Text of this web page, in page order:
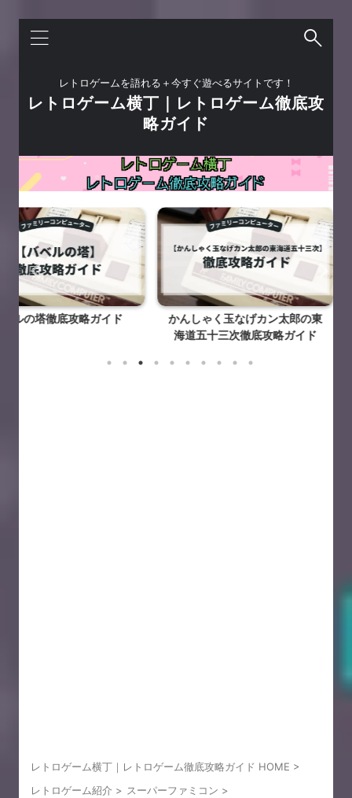
レトロゲームを語れる＋今すぐ遊べるサイトです！
レトロゲーム横丁｜レトロゲーム徹底攻
略ガイド
略ガイド
かんしゃく玉なげカン太郎の東
海道五十三次徹底攻略ガイド
チョップリ
レトロゲーム横丁｜レトロゲーム徹底攻略ガイド HOME >
レトロゲーム紹介 > スーパーファミコン >